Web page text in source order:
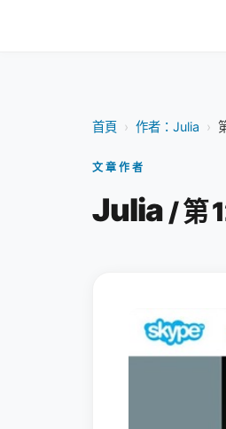
首頁 › 作者：Julia ›
文章作者
Julia / 第